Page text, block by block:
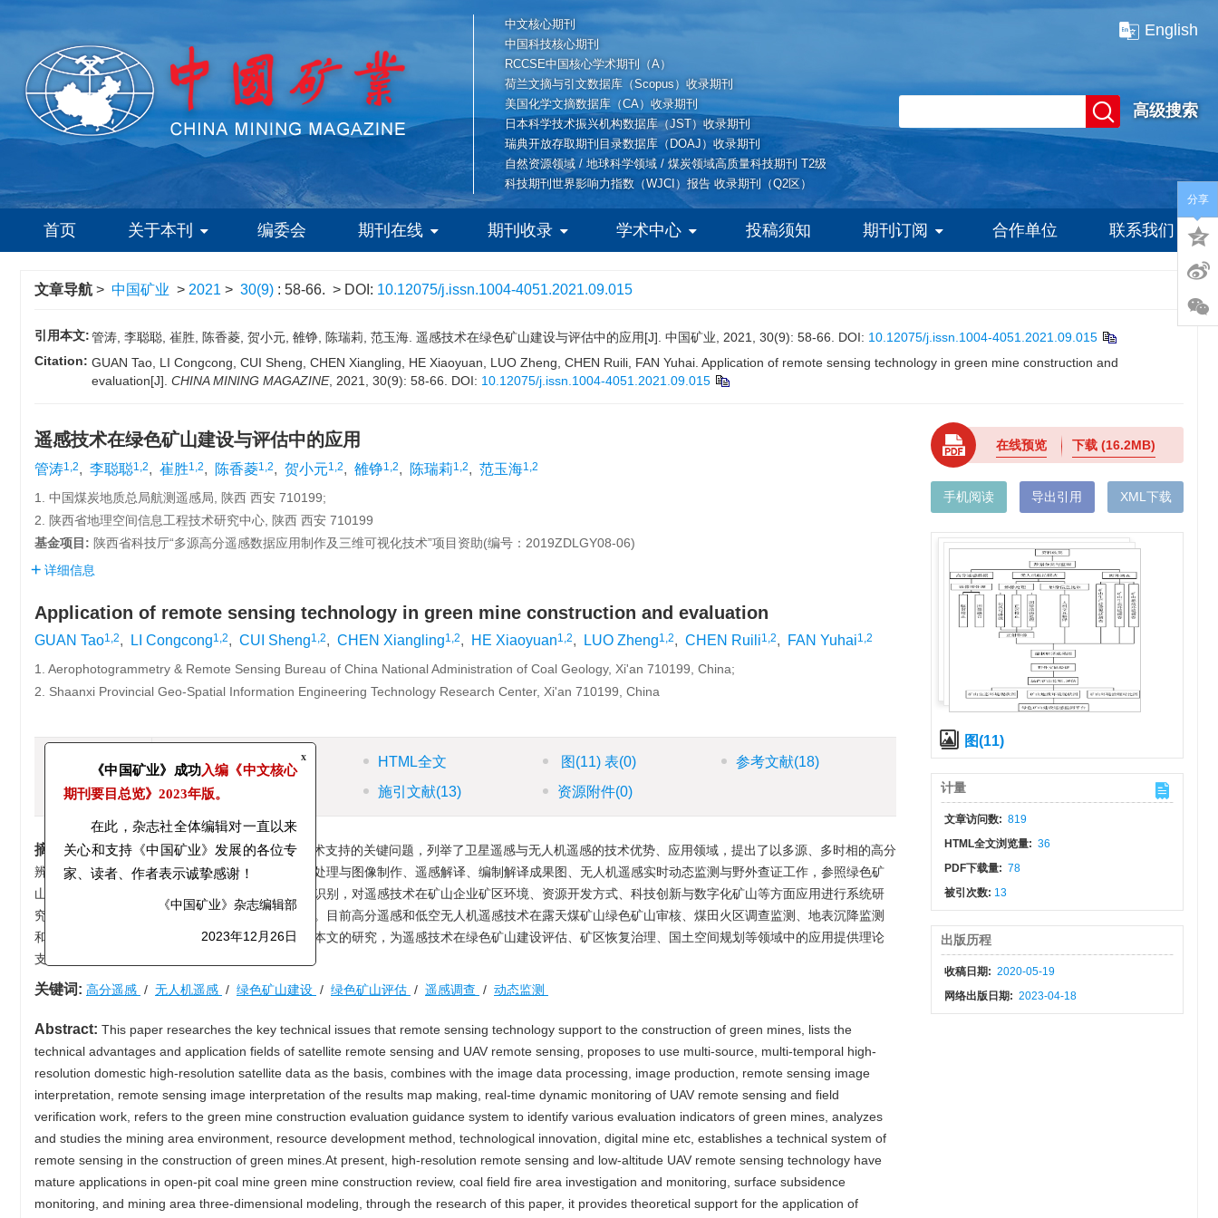
中文核心期刊
中国科技核心期刊
RCCSE中国核心学术期刊（A）
荷兰文摘与引文数据库（Scopus）收录期刊
美国化学文摘数据库（CA）收录期刊
日本科学技术振兴机构数据库（JST）收录期刊
瑞典开放存取期刊目录数据库（DOAJ）收录期刊
自然资源领域 / 地球科学领域 / 煤炭领域高质量科技期刊 T2级
科技期刊世界影响力指数（WJCI）报告 收录期刊（Q2区）
English
高级搜索
首页 关于本刊 编委会 期刊在线 期刊收录 学术中心 投稿须知 期刊订阅 合作单位 联系我们
文章导航 > 中国矿业 > 2021 > 30(9) : 58-66. > DOI: 10.12075/j.issn.1004-4051.2021.09.015
引用本文:管涛, 李聪聪, 崔胜, 陈香菱, 贺小元, 雒铮, 陈瑞莉, 范玉海. 遥感技术在绿色矿山建设与评估中的应用[J]. 中国矿业, 2021, 30(9): 58-66. DOI: 10.12075/j.issn.1004-4051.2021.09.015
Citation: GUAN Tao, LI Congcong, CUI Sheng, CHEN Xiangling, HE Xiaoyuan, LUO Zheng, CHEN Ruili, FAN Yuhai. Application of remote sensing technology in green mine construction and
evaluation[J]. CHINA MINING MAGAZINE, 2021, 30(9): 58-66. DOI: 10.12075/j.issn.1004-4051.2021.09.015
遥感技术在绿色矿山建设与评估中的应用
管涛1,2, 李聪聪1,2, 崔胜1,2, 陈香菱1,2, 贺小元1,2, 雒铮1,2, 陈瑞莉1,2, 范玉海1,2
1. 中国煤炭地质总局航测遥感局, 陕西 西安 710199;
2. 陕西省地理空间信息工程技术研究中心, 陕西 西安 710199
基金项目: 陕西省科技厅“多源高分遥感数据应用制作及三维可视化技术”项目资助(编号：2019ZDLGY08-06)
详细信息
Application of remote sensing technology in green mine construction and evaluation
GUAN Tao1,2, LI Congcong1,2, CUI Sheng1,2, CHEN Xiangling1,2, HE Xiaoyuan1,2, LUO Zheng1,2, CHEN Ruili1,2, FAN Yuhai1,2
1. Aerophotogrammetry & Remote Sensing Bureau of China National Administration of Coal Geology, Xi'an 710199, China;
2. Shaanxi Provincial Geo-Spatial Information Engineering Technology Research Center, Xi'an 710199, China
摘要
摘要 HTML全文 图 (11)表(0) 参考文献(18)
相关文章
施引文献(13) 资源附件(0)
摘要:本文研究了遥感技术对绿色矿山建设提供技术支持的关键问题，列举了卫星遥感与无人机遥感的技术优势、应用领域，提出了以多源、多时相的高分
辨率的国产高分卫星数据作为基础，通过影像数据处理与图像制作、遥感解译、编制解译成果图、无人机遥感实时动态监测与野外查证工作，参照绿色矿
山建设评估指导体系对绿色矿山各项评价指标进行识别，对遥感技术在矿山企业矿区环境、资源开发方式、科技创新与数字化矿山等方面应用进行系统研
究分析，建立了遥感绿色矿山建设应用的技术体系。目前高分遥感和低空无人机遥感技术在露天煤矿山绿色矿山审核、煤田火区调查监测、地表沉降监测
和矿区三维建模等方面已经有了成熟的应用，通过本文的研究，为遥感技术在绿色矿山建设评估、矿区恢复治理、国土空间规划等领域中的应用提供理论
支撑，以期发挥更大的作用。
关键词: 高分遥感 / 无人机遥感 / 绿色矿山建设 / 绿色矿山评估 / 遥感调查 / 动态监测
Abstract: This paper researches the key technical issues that remote sensing technology support to the construction of green mines, lists the
technical advantages and application fields of satellite remote sensing and UAV remote sensing, proposes to use multi-source, multi-temporal high-
resolution domestic high-resolution satellite data as the basis, combines with the image data processing, image production, remote sensing image
interpretation, remote sensing image interpretation of the results map making, real-time dynamic monitoring of UAV remote sensing and field
verification work, refers to the green mine construction evaluation guidance system to identify various evaluation indicators of green mines, analyzes
and studies the mining area environment, resource development method, technological innovation, digital mine etc, establishes a technical system of
remote sensing in the construction of green mines.At present, high-resolution remote sensing and low-altitude UAV remote sensing technology have
mature applications in open-pit coal mine green mine construction review, coal field fire area investigation and monitoring, surface subsidence
monitoring, and mining area three-dimensional modeling, through the research of this paper, it provides theoretical support for the application of
在线预览 下载(16.2MB)
手机阅读 导出引用 XML下载
图(11)
计量
文章访问数: 819
HTML全文浏览量: 36
PDF下载量: 78
被引次数: 13
出版历程
收稿日期: 2020-05-19
网络出版日期: 2023-04-18
分享
《中国矿业》成功
期刊要目总览》2023年版。
在此，杂志社全体编辑对一直以来
关心和支持《中国矿业》发展的各位专
家、读者、作者表示诚挚感谢！
《中国矿业》杂志编辑部
2023年12月26日